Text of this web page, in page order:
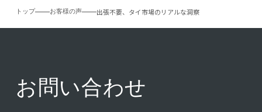
トップ お客様の声 出張不要、タイ市場のリアルな洞察
お問い合わせ